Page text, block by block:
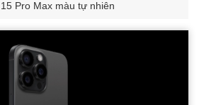
Pro Max màu tự nhiên